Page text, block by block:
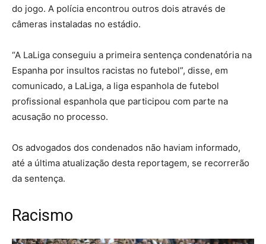
do jogo. A polícia encontrou outros dois através de
câmeras instaladas no estádio.
“A LaLiga conseguiu a primeira sentença condenatória na
Espanha por insultos racistas no futebol”, disse, em
comunicado, a LaLiga, a liga espanhola de futebol
profissional espanhola que participou com parte na
acusação no processo.
Os advogados dos condenados não haviam informado,
até a última atualização desta reportagem, se recorrerão
da sentença.
Racismo